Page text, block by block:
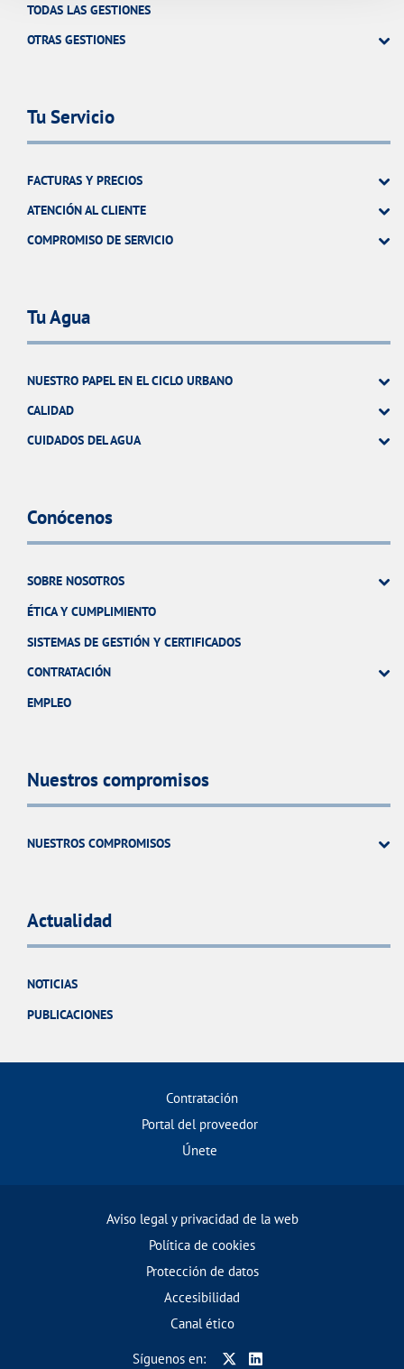
TODAS LAS GESTIONES
OTRAS GESTIONES
Tu Servicio
FACTURAS Y PRECIOS
ATENCIÓN AL CLIENTE
COMPROMISO DE SERVICIO
Tu Agua
NUESTRO PAPEL EN EL CICLO URBANO
CALIDAD
CUIDADOS DEL AGUA
Conócenos
SOBRE NOSOTROS
ÉTICA Y CUMPLIMIENTO
SISTEMAS DE GESTIÓN Y CERTIFICADOS
CONTRATACIÓN
EMPLEO
Nuestros compromisos
NUESTROS COMPROMISOS
Actualidad
NOTICIAS
PUBLICACIONES
Contratación
Portal del proveedor
Únete
Aviso legal y privacidad de la web
Política de cookies
Protección de datos
Accesibilidad
Canal ético
Síguenos en: